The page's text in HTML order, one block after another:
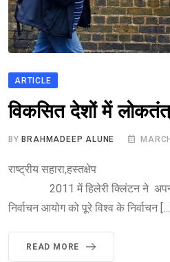
ARTICLE
विकसित देशों में
BY BRAHMADEEP ALUNE
राष्ट्रीय
2011 में हिलेरी क्लिंटन ने अपनी
निर्वाचन आयोग को पूरे विश्व के निर्वाचन […]
READ MORE